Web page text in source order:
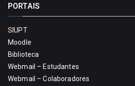
PORTAIS
SIUPT
Moodle
Biblioteca
Webmail – Estudantes
Webmail – Colaboradores